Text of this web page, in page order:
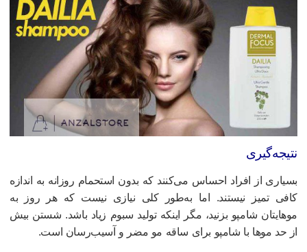
از افراد احساس می‌کنند که بدون استحمام روزانه به اندازه
تمیز نیستند. اما به‌طور کلی نیازی نیست که هر روز به
شامپو بزنید، مگر اینکه تولید سبوم زیاد باشد. شستن بیش
حد موها با شامپو برای ساقه مو مضر و آسیب‌رسان است.